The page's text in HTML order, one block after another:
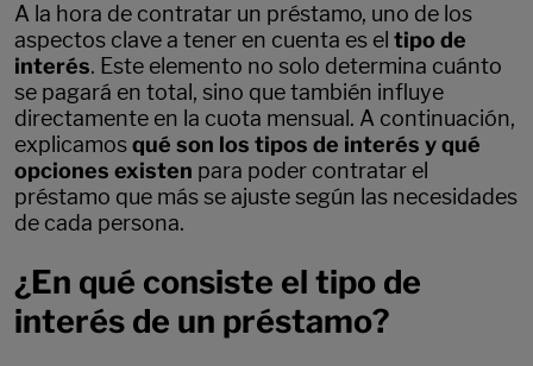
A la hora de contratar un préstamo, uno de los
aspectos clave a tener en cuenta es el tipo de
interés. Este elemento no solo determina cuánto
se pagará en total, sino que también influye
directamente en la cuota mensual. A continuación,
explicamosqué son los tipos de interés y qué
opciones existen para poder contratar el
préstamo que más se ajuste según las necesidades
de cada persona.
¿En qué consiste el tipo de
interés de un préstamo?